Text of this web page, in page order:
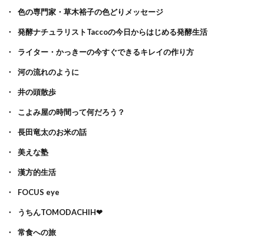
色の専門家・草木裕子の色どりメッセージ
発酵ナチュラリストTaccoの今日からはじめる発酵生活
ライター・かっきーの今すぐできるキレイの作り方
河の流れのように
井の頭散歩
こよみ屋の時間って何だろう？
長田竜太のお米の話
美えな塾
漢方的生活
FOCUS eye
うちんTOMODACHIH❤
常食への旅